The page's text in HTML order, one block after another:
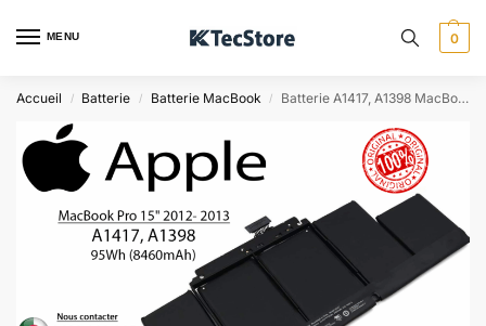
MENU 0
Accueil / Batterie / Batterie MacBook / Batterie A1417, A1398 MacBook Pro 15″ 2012 – 2013 ORIGINAL